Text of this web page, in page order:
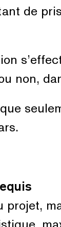
de
non,
projet,